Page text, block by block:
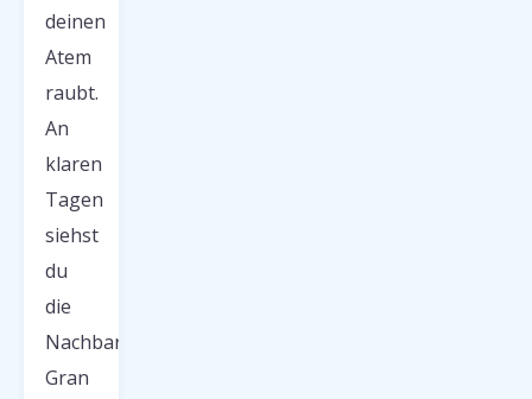
deinen
Atem
raubt.
An
klaren
Tagen
siehst
du
die
Nachbarinseln
Gran